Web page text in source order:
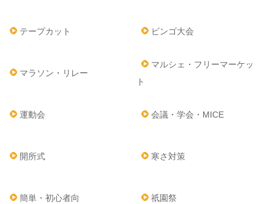
テープカット ビンゴ大会
マラソン・リレー
マルシェ・フリーマーケッ
ト
運動会 会議・学会・MICE
開所式 寒さ対策
簡単・初心者向 祇園祭